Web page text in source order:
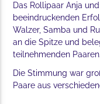
Das Rollipaar Anja
beeindruckenden
Walzer, Samba und
an die Spitze und
teilnehmenden Paaren.
Die Stimmung war
Paare aus